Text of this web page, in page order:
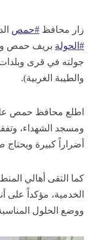
زار محافظ #حمص
#الحولة بريف حمص
جولته في قرى
والطيبة الغربية).
اطلع محافظ حمص
ومسجد الشهداء،
أضراراً كبيرة
كما التقى أهالي
الخدمية، مؤكداً على
ووضع الحلول